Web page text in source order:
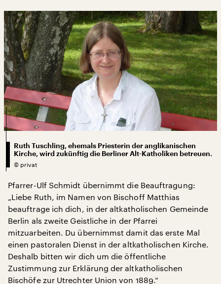
Ruth Tuschling, ehemals Priesterin der anglikanischen
Kirche, wird zukünftig die Berliner Alt-Katholiken betreuen.
© privat
Pfarrer-Ulf Schmidt übernimmt die Beauftragung:
„Liebe Ruth, im Namen von Bischoff Matthias
beauftrage ich dich, in der altkatholischen Gemeinde
Berlin als zweite Geistliche in der Pfarrei
mitzuarbeiten. Du übernimmst damit das erste Mal
einen pastoralen Dienst in der altkatholischen Kirche.
Deshalb bitten wir dich um die öffentliche
Zustimmung zur Erklärung der altkatholischen
Bischöfe zur Utrechter Union von 1889.“